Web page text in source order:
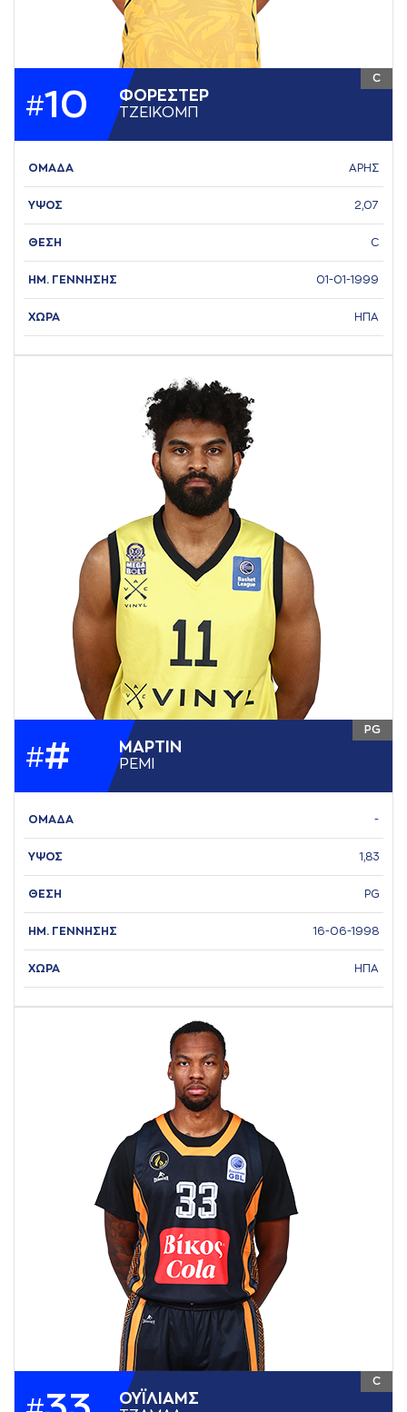
#10 ΦΟΡΕΣΤΕΡ
ΤΖΕΙΚΟΜΠ
C
ΟΜΑΔΑ ΑΡΗΣ
ΥΨΟΣ 2,07
ΘΕΣΗ C
ΗΜ. ΓΕΝΝΗΣΗΣ 01-01-1999
ΧΩΡΑ ΗΠΑ
## ΜAΡΤΙΝ
ΡΕΜΙ
PG
ΟΜΑΔΑ -
ΥΨΟΣ 1,83
ΘΕΣΗ PG
ΗΜ. ΓΕΝΝΗΣΗΣ 16-06-1998
ΧΩΡΑ ΗΠΑ
ΟΥΪΛΙAΜΣ
C